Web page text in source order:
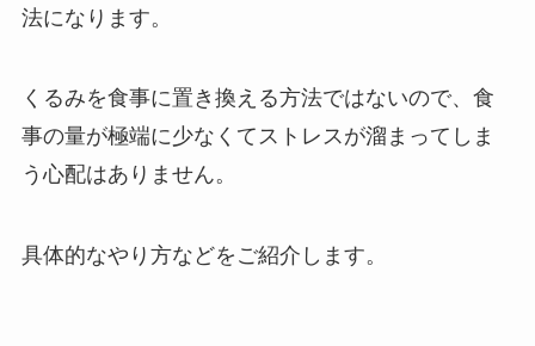
法になります。
くるみを食事に置き換える方法ではないので、食
事の量が極端に少なくてストレスが溜まってしま
う心配はありません。
具体的なやり方などをご紹介します。